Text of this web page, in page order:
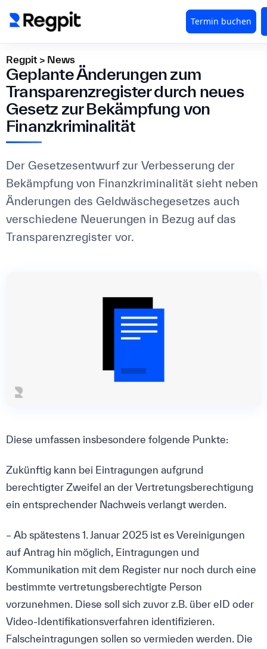
Regpit > News
Geplante Änderungen zum
Transparenzregister durch neues
Gesetz zur Bekämpfung von
Finanzkriminalität
Der Gesetzesentwurf zur Verbesserung der
Bekämpfung von Finanzkriminalität sieht neben
Änderungen des Geldwäschegesetzes auch
verschiedene Neuerungen in Bezug auf das
Transparenzregister vor.
Diese umfassen insbesondere folgende Punkte:
Zukünftig kann bei Eintragungen aufgrund
berechtigter Zweifel an der Vertretungsberechtigung
ein entsprechender Nachweis verlangt werden.
– Ab spätestens 1. Januar 2025 ist es Vereinigungen
auf Antrag hin möglich, Eintragungen und
Kommunikation mit dem Register nur noch durch eine
bestimmte vertretungsberechtigte Person
vorzunehmen. Diese soll sich zuvor z.B. über eID oder
Video-Identifikationsverfahren identifizieren.
Falscheintragungen sollen so vermieden werden. Die